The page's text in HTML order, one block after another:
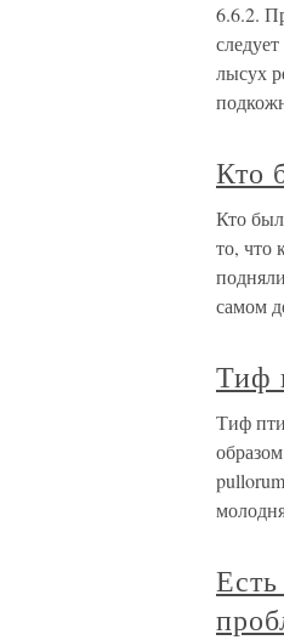
6.6.2.
лысух
Кто
Кто
то, что
самом
Тиф
Тиф